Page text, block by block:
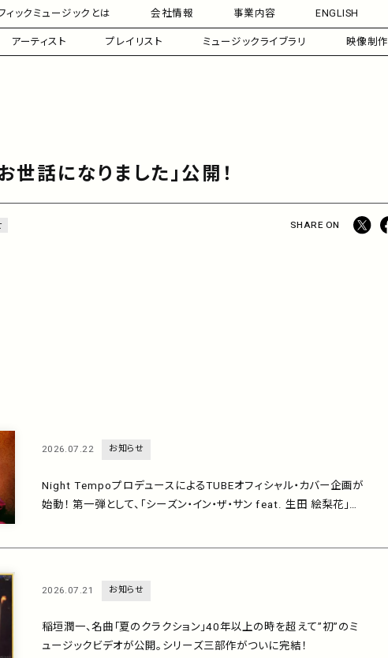
ィックミュージックとは 会社情報 事業内容
ENGLISH
アーティスト
プレイリスト ミュージックライブラリ 映像制作
世話になりました」公開！
SHARE ON
2026.07.22 お知らせ
Night TempoプロデュースによるTUBEオフィシャル・カバー企画が
始動！ 第一弾として、「シーズン・イン・ザ・サン feat. 生田 絵梨花」を
2026.07.21 お知らせ
稲垣潤一、名曲「夏のクラクション」40年以上の時を超えて”初”のミ
ュージックビデオが公開。シリーズ三部作がついに完結！